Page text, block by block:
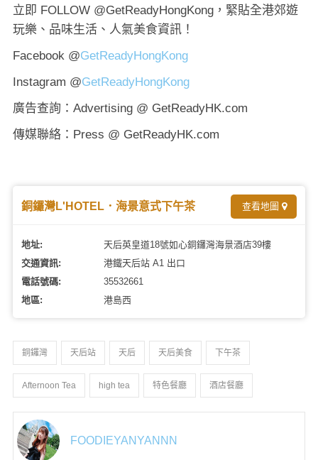
立即 FOLLOW @GetReadyHongKong，緊貼全港郊遊
玩樂、品味生活、人氣美食資訊！
Facebook @GetReadyHongKong
Instagram @GetReadyHongKong
廣告查詢：Advertising @ GetReadyHK.com
傳媒聯絡：Press @ GetReadyHK.com
銅鑼灣L'HOTEL．海景意式下午茶 查看地圖
地址:
天后英皇道18號如心銅鑼灣海景酒店39樓
交通資訊:
港鐵天后站 A1 出口
電話號碼:
35532661
地區:
港島西
銅鑼灣 天后站 天后 天后美食 下午茶
Afternoon Tea high tea 特色餐廳 酒店餐廳
FOODIEYANYANNN